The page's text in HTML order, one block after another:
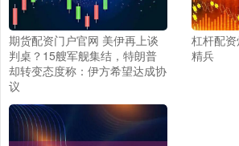
期货配资门户官网 美伊再上谈
判桌？15艘军舰集结，特朗普
却转变态度称：伊方希望达成协
议
杠杆配
精兵